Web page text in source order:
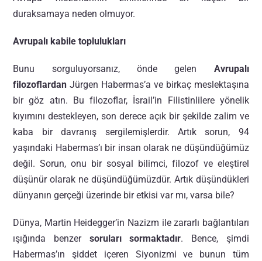
duraksamaya neden olmuyor.
Avrupalı kabile toplulukları
Bunu sorguluyorsanız, önde gelen Avrupalı
filozoflardan Jürgen Habermas’a ve birkaç meslektaşına
bir göz atın. Bu filozoflar, İsrail’in Filistinlilere yönelik
kıyımını destekleyen, son derece açık bir şekilde zalim ve
kaba bir davranış sergilemişlerdir. Artık sorun, 94
yaşındaki Habermas’ı bir insan olarak ne düşündüğümüz
değil. Sorun, onu bir sosyal bilimci, filozof ve eleştirel
düşünür olarak ne düşündüğümüzdür. Artık düşündükleri
dünyanın gerçeği üzerinde bir etkisi var mı, varsa bile?
Dünya, Martin Heidegger’in Nazizm ile zararlı bağlantıları
ışığında benzer
soruları sormaktadır. Bence, şimdi
Habermas’ın şiddet içeren Siyonizmi ve bunun tüm